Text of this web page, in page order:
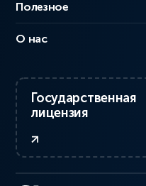
Полезное
О нас
Государственная
лицензия